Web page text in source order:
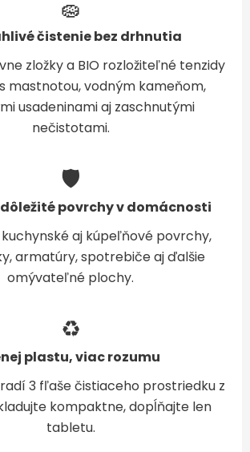
🧽
čistenie bez drhnutia
zložky a BIO rozložiteľné tenzidy
mastnotou, vodným kameňom,
usadeninami aj zaschnutými
nečistotami.
🛡️
povrchy v domácnosti
aj kúpeľňové povrchy,
armatúry, spotrebiče aj ďalšie
omývateľné plochy.
♻️
plastu, viac rozumu
3 fľaše čistiaceho prostriedku z
kompaktne, dopĺňajte len
tabletu.